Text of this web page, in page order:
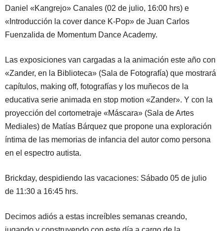
Daniel «Kangrejo» Canales (02 de julio, 16:00 hrs) e
«Introducción la cover dance K-Pop» de Juan Carlos
Fuenzalida de Momentum Dance Academy.
Las exposiciones van cargadas a la animación este año con
«Zander, en la Biblioteca» (Sala de Fotografía) que mostrará
capítulos, making off, fotografías y los muñecos de la
educativa serie animada en stop motion «Zander». Y con la
proyección del cortometraje «Máscara» (Sala de Artes
Mediales) de Matías Bárquez que propone una exploración
íntima de las memorias de infancia del autor como persona
en el espectro autista.
Brickday, despidiendo las vacaciones: Sábado 05 de julio
de 11:30 a 16:45 hrs.
Decimos adiós a estas increíbles semanas creando,